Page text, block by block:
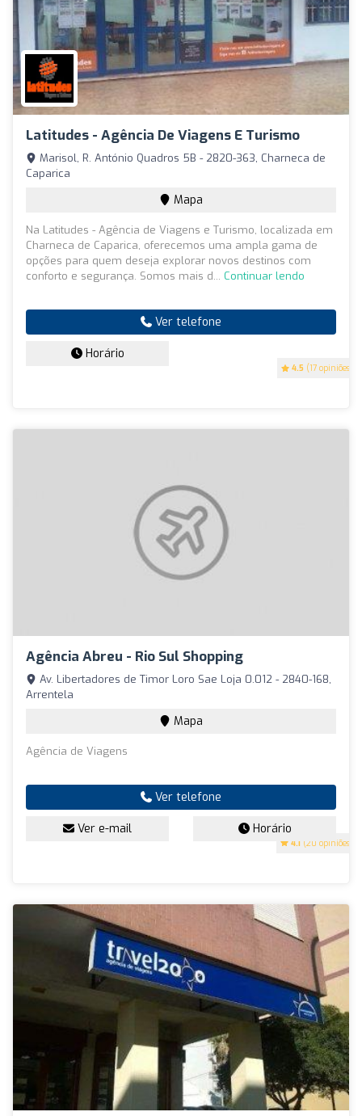
Latitudes - Agência De Viagens E Turismo
4.5 (17 opiniões)
Marisol, R. António Quadros 5B - 2820-363, Charneca de
Caparica
Mapa
Na Latitudes - Agência de Viagens e Turismo, localizada em
Charneca de Caparica, oferecemos uma ampla gama de
opções para quem deseja explorar novos destinos com
conforto e segurança. Somos mais d... Continuar lendo
Ver telefone
Horário
Agência Abreu - Rio Sul Shopping
4.1 (20 opiniões)
Av. Libertadores de Timor Loro Sae Loja 0.012 - 2840-168,
Arrentela
Mapa
Agência de Viagens
Ver telefone
Ver e-mail Horário